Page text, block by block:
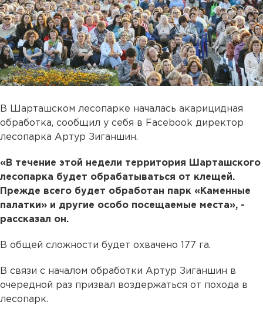
В Шарташском лесопарке началась акарицидная
обработка, сообщил у себя в Facebook директор
лесопарка Артур Зиганшин.
«В течение этой недели территория Шарташского
лесопарка будет обрабатываться от клещей.
Прежде всего будет обработан парк «Каменные
палатки» и другие особо посещаемые места», -
рассказал он.
В общей сложности будет охвачено 177 га.
В связи с началом обработки Артур Зиганшин в
очередной раз призвал воздержаться от похода в
лесопарк.